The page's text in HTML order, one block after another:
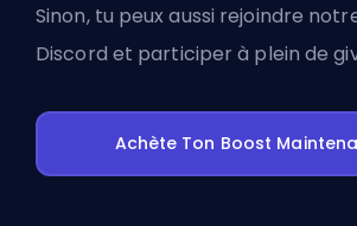
Sinon, tu peux aussi rejoindre
Discord et participer à plein de
Achète Ton Boost